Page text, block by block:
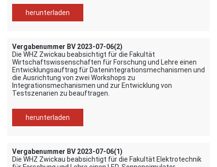
herunterladen
Vergabenummer BV 2023-07-06(2)
Die WHZ Zwickau beabsichtigt für die Fakultät
Wirtschaftswissenschaften für Forschung und Lehre einen
Entwicklungsauftrag für Datenintegrationsmechanismen und
die Ausrichtung von zwei Workshops zu
Integrationsmechanismen und zur Entwicklung von
Testszenarien zu beauftragen.
herunterladen
Vergabenummer BV 2023-07-06(1)
Die WHZ Zwickau beabsichtigt für die Fakultät Elektrotechnik